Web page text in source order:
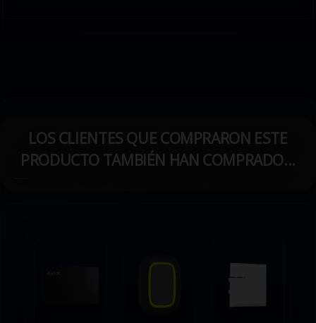
LOS CLIENTES QUE COMPRARON ESTE
PRODUCTO TAMBIÉN HAN COMPRADO...